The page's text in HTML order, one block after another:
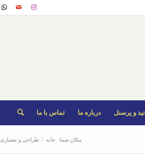
و پرسنل درباره ما تماس با ما
مکان شما: خانه / طراحی و معماری